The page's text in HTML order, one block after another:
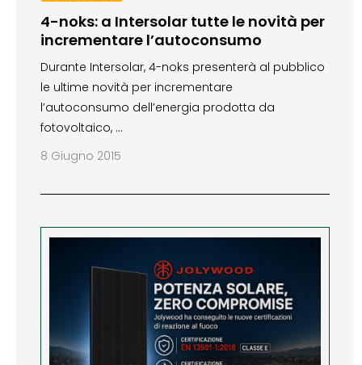
4-noks: a Intersolar tutte le novità per
incrementare l’autoconsumo
Durante Intersolar, 4-noks presenterà al pubblico
le ultime novità per incrementare
l’autoconsumo dell’energia prodotta da
fotovoltaico, …
8 Giugno 2015